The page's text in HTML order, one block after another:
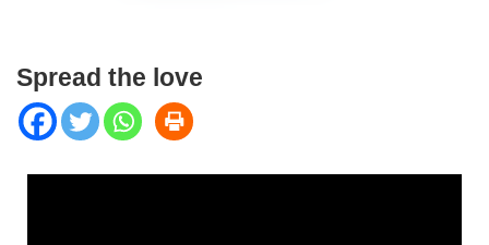
Spread the love